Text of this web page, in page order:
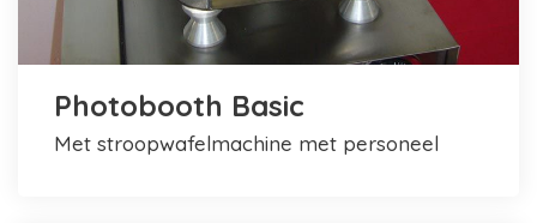
Photobooth Basic
met stroopwafelmachine met personeel